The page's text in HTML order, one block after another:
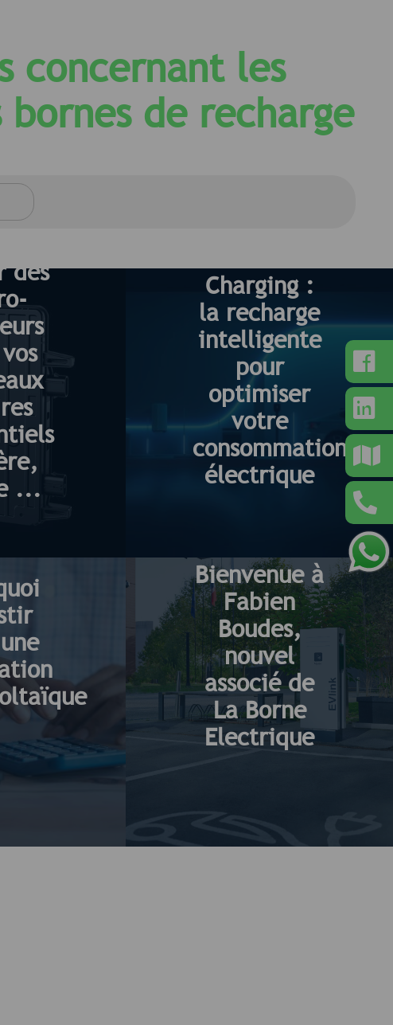
concernant les
de recharge
des
...
Charging :
la recharge
intelligente
pour
optimiser
votre
consommation
électrique
Bienvenue à
Fabien
Boudes,
nouvel
associé de
La Borne
Electrique